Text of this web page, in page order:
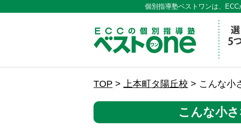
個別指導塾ベストワンは、
ECCの個
TOP > 上本町タ陽丘校 > こんな小
こんな小